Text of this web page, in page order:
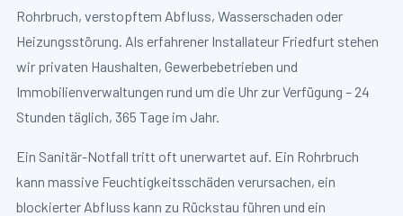
Rohrbruch, verstopftem Abfluss, Wasserschaden oder
Heizungsstörung. Als erfahrener Installateur Friedfurt stehen
wir privaten Haushalten, Gewerbebetrieben und
Immobilienverwaltungen rund um die Uhr zur Verfügung – 24
Stunden täglich, 365 Tage im Jahr.
Ein Sanitär-Notfall tritt oft unerwartet auf. Ein Rohrbruch
kann massive Feuchtigkeitsschäden verursachen, ein
blockierter Abfluss kann zu Rückstau führen und ein